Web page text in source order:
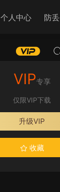
个人中心 防
VIP专享
仅限VIP下载
升级VIP
收藏